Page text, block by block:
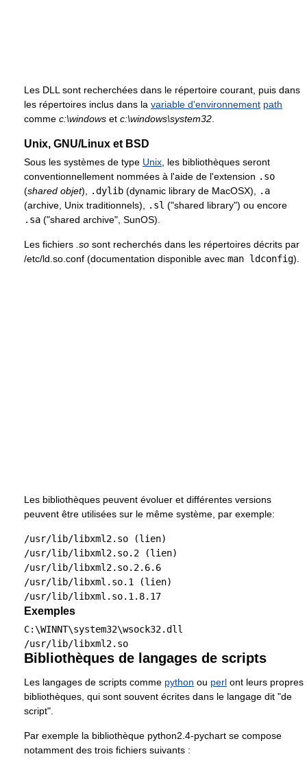
Les DLL sont recherchées dans le répertoire courant, puis dans
les répertoires inclus dans la variable d'environnement path
comme c:\windows et c:\windows\system32
Unix, GNU/Linux et BSD
Sous les systèmes de type Unix , les bibliothèques seront
conventionnellement nommées à l'aide de l'extension .so
(shared objet), .dylib (dynamic library de MacOSX),
.a
(archive, Unix traditionnels),
.sl ("shared library") ou encore
.sa ("shared archive", SunOS).
Les fichiers .so sont recherchés dans les répertoires décrits par
/etc/ld.so.conf (documentation disponible avec man ldconfig).
Les bibliothèques peuvent évoluer et différentes versions
peuvent être utilisées sur le même système, par exemple:
/usr/lib/libxml2.so (lien)
/usr/lib/libxml2.so.2 (lien)
/usr/lib/libxml2.so.2.6.6
/usr/lib/libxml.so.1 (lien)
Exemples
C:\WINNT\system32\wsock32.dll
Bibliothèques de langages de scripts
Les langages de scripts comme python ou perl ont leurs propres
bibliothèques, qui sont souvent écrites dans le langage dit "de
script".
Par exemple la bibliothèque python2.4-pychart se compose
notamment des trois fichiers suivants :